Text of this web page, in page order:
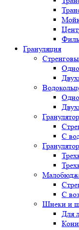
Грануляция
С
С
Шнеки и
Для